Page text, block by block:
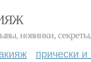
новинки,
прически